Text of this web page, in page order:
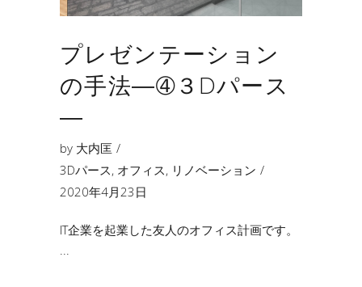
プレゼンテーション
の手法―➃３Dパース
―
by 大内匡
3Dパース, オフィス, リノベーション
2020年4月23日
IT企業を起業した友人のオフィス計画です。